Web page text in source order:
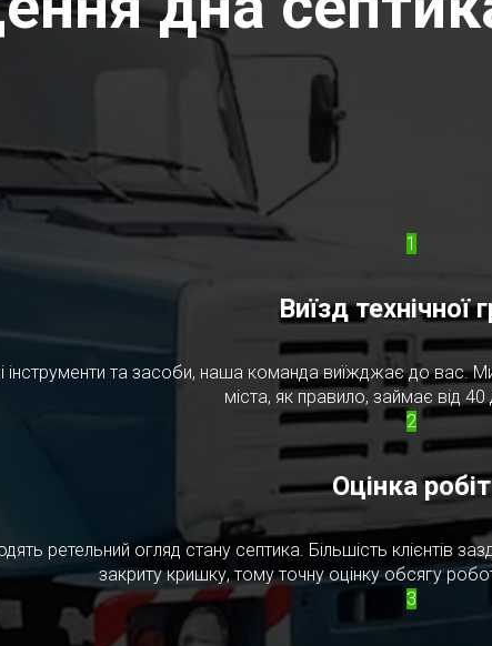
1
Виїзд технічної
інструменти та засоби, наша команда виїжджає до вас.
міста, як правило, займає від
2
Оцінка робіт
ретельний огляд стану септика. Більшість клієнтів
закриту кришку, тому точну оцінку обсягу
3